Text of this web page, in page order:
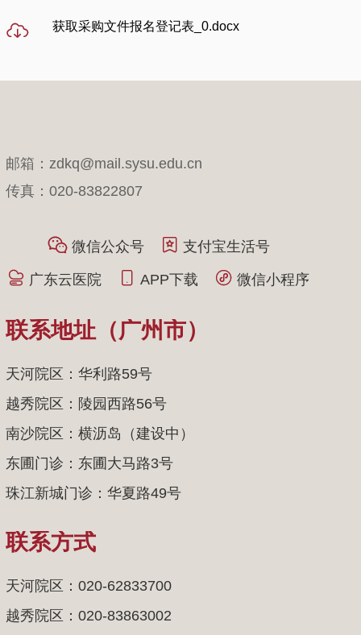
获取采购文件报名登记表_0.docx
邮箱：zdkq@mail.sysu.edu.cn
传真：020-83822807
微信公众号 支付宝生活号
广东云医院 APP下载 微信小程序
联系地址（广州市）
天河院区：华利路59号
越秀院区：陵园西路56号
南沙院区：横沥岛（建设中）
东圃门诊：东圃大马路3号
珠江新城门诊：华夏路49号
联系方式
天河院区：020-62833700
越秀院区：020-83863002